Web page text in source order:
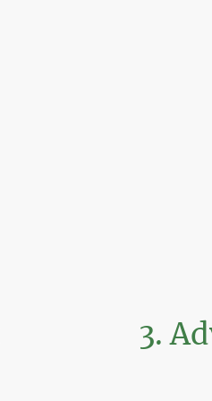
3.